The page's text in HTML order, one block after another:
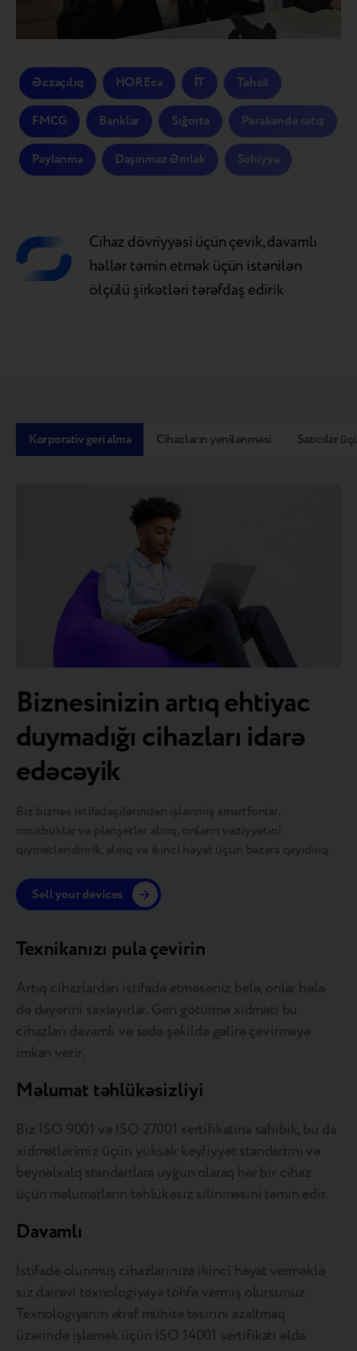
Əczaçılıq HOREca İT Təhsil
FMCG Banklar Sığorta Pərakəndə satış
Paylanma Daşınmaz Əmlak Səhiyyə
Cihaz dövriyyəsi üçün çevik, davamlı
həllər təmin etmək üçün istənilən
ölçülü şirkətləri tərəfdaş edirik
Korporativ geri alma Cihazların yenilənməsi Satıcılar
Biznesinizin artıq ehtiyac
duymadığı cihazları idarə
edəcəyik
Biz biznes istifadəçilərindən işlənmiş smartfonlar,
noutbuklar və planşetlər alırıq, onların vəziyyətini
qiymətləndiririk, alırıq və ikinci həyat üçün bazara qayıdırıq.
Sell your devices
Texnikanızı pula çevirin
Artıq cihazlardan istifadə etməsəniz belə, onlar hələ
də dəyərini saxlayırlar. Geri götürmə xidməti bu
cihazları davamlı və sadə şəkildə gəlirə çevirməyə
imkan verir.
Məlumat təhlükəsizliyi
Biz ISO 9001 və ISO 27001 sertifikatına sahibik, bu da
xidmətlərimiz üçün yüksək keyfiyyət standartını və
beynəlxalq standartlara uyğun olaraq hər bir cihaz
üçün məlumatların təhlükəsiz silinməsini təmin edir.
Davamlı
İstifadə olunmuş cihazlarınıza ikinci həyat verməklə
siz dairəvi texnologiyaya töhfə vermiş olursunuz.
Texnologiyanın ətraf mühitə təsirini azaltmaq
üzərində işləmək üçün ISO 14001 sertifikatı əldə